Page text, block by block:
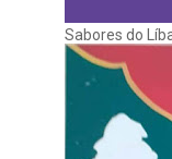
Sabores do